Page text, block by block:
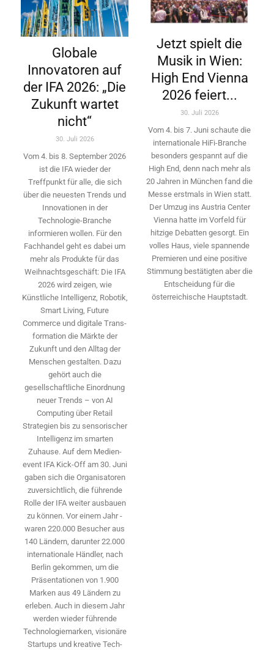
Globale
Innovatoren auf
der IFA 2026: „Die
Zukunft wartet
nicht“
30. Juli 2026
Vom 4. bis 8. September 2026
ist die IFA wieder der
Treffpunkt für alle, die sich
über die neuesten Trends und
Innovationen in der
Technologie-­Branche
informieren wollen. Für den
Fachhandel geht es dabei um
mehr als Produkte für das
Weihnachtsgeschäft: Die IFA
2026 wird ­zeigen, wie
Künstliche Intelligenz, Robotik,
Smart Living, Future
Commerce und digitale Trans­
formation die Märkte der
Zukunft und den Alltag der
Menschen gestalten. Dazu
gehört auch die
gesellschaftliche Einordnung
neuer Trends – von AI
Computing über Retail
Strategien bis zu sensorischer
Intelligenz im smarten
Zuhause. Auf dem Medien­
event IFA Kick-Off am 30. Juni
gaben sich die Organisatoren
zuversichtlich, die führende
Rolle der IFA weiter ausbauen
zu können. Vor einem Jahr ­
waren 220.000 Besucher aus
140 ­Ländern, ­darunter 22.000
internationale Händler, nach
Berlin gekommen, um die
Präsen­tationen von 1.900
Marken aus 49 Ländern zu
erleben. Auch in diesem Jahr
werden wieder führende
Technologiemarken, visionäre
Startups und ­kreative Tech-
Jetzt spielt die
Musik in Wien:
High End Vienna
2026 feiert...
30. Juli 2026
Vom 4. bis 7. Juni schaute die
internationale HiFi-Branche
besonders gespannt auf die
High End, denn nach mehr als
20 Jahren in München fand die
Messe erstmals in Wien statt.
Der Umzug ins Austria Center
Vienna hatte im Vorfeld für
hitzige Debatten gesorgt. Ein
volles Haus, viele spannende
Premieren und eine positive
Stimmung bestätigten aber die
Entscheidung für die
österreichische Hauptstadt.